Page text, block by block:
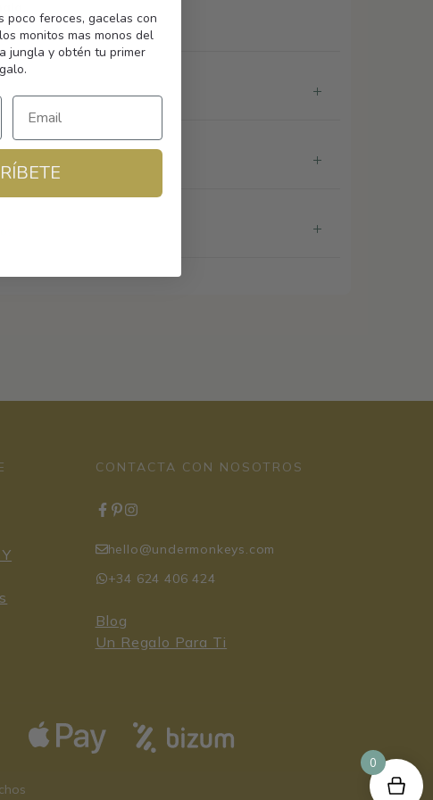
CONTACTA CON NOSOTROS
hello@undermonkeys.com
+34 624 406 424
Blog
Un Regalo Para Ti
0
poco feroces, gacelas con
monitos mas monos del
jungla y obtén tu primer